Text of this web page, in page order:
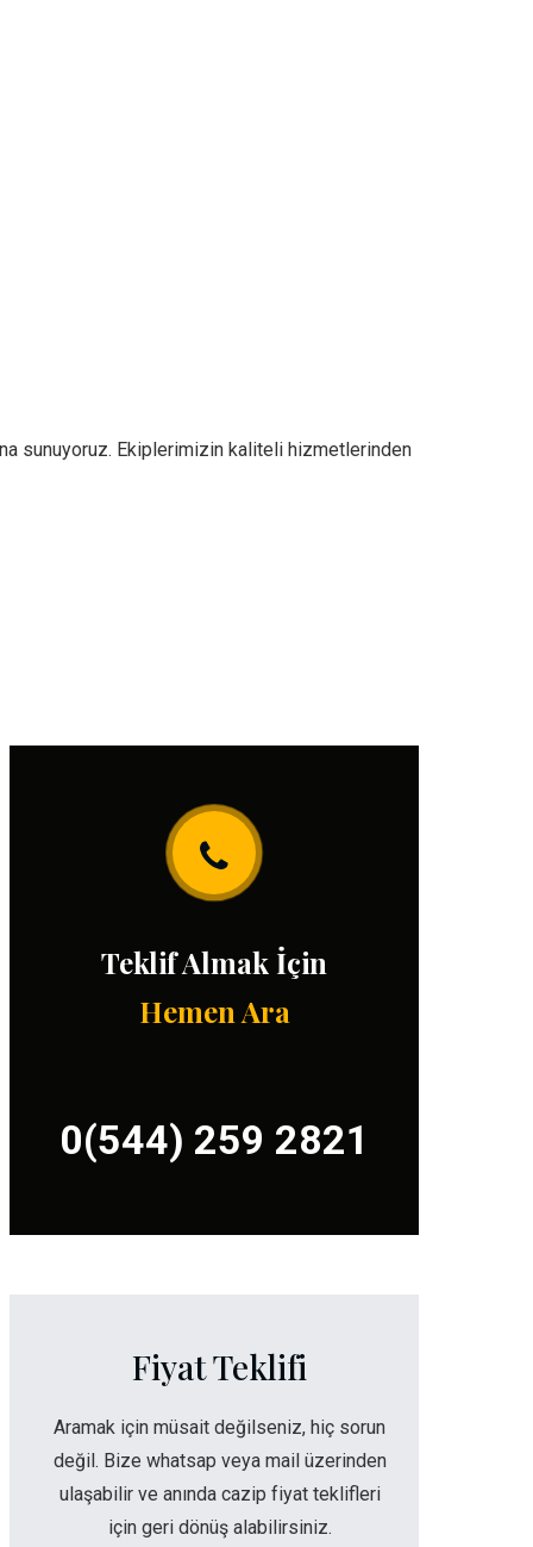
sunuyoruz. Ekiplerimizin kaliteli hizmetlerinden
Teklif Almak İçin
Hemen Ara
0(544) 259 2821
Fiyat Teklifi
Aramak için müsait değilseniz, hiç sorun
değil. Bize whatsap veya mail üzerinden
ulaşabilir ve anında cazip fiyat teklifleri
için geri dönüş alabilirsiniz.